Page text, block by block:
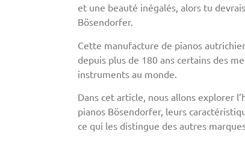
et une beauté inégalés, alors tu
Bösendorfer.
Cette manufacture de pianos
depuis plus de 180 ans certains des
instruments au monde.
Dans cet article, nous allons explorer
pianos Bösendorfer, leurs
ce qui les distingue des autres